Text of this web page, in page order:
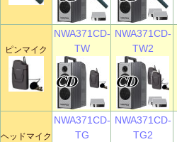
ピンマイク
NWA371CD-
TW
NWA371CD-
TW2
ヘッドマイク
NWA371CD-
TG
NWA371CD-
TG2